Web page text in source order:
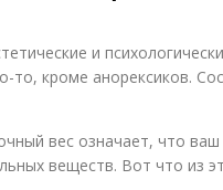
и
то, кроме анорексиков.
вес означает, что
веществ. Вот что из